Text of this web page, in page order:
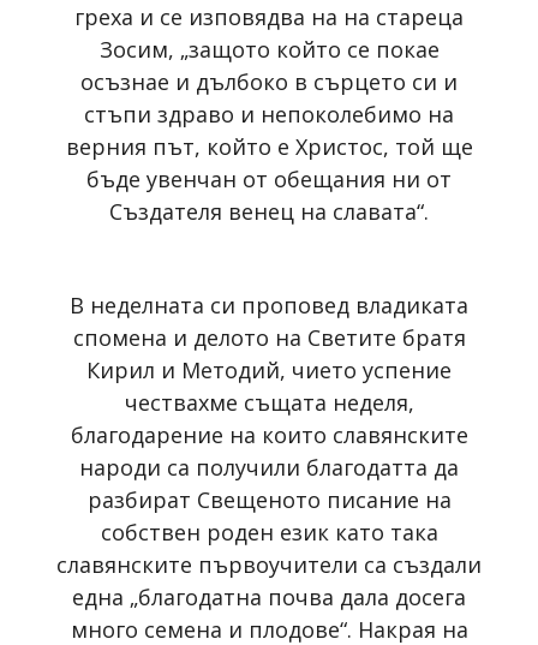
греха и се изповядва на на стареца
Зосим, „защото който се покае
осъзнае и дълбоко в сърцето си и
стъпи здраво и непоколебимо на
верния път, който е Христос, той ще
бъде увенчан от обещания ни от
Създателя венец на славата“.
В неделната си проповед владиката
спомена и делото на Светите братя
Кирил и Методий, чието успение
чествахме същата неделя,
благодарение на които славянските
народи са получили благодатта да
разбират Свещеното писание на
собствен роден език като така
славянските първоучители са създали
една „благодатна почва дала досега
много семена и плодове“. Накрая на